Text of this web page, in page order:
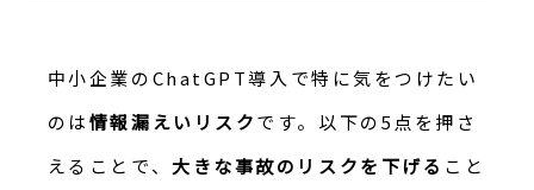
中小企業のChatGPT導入で特に気をつけたい
のは情報漏えいリスクです。以下の5点を押さ
えることで、 大きな事故のリスクを下げる こと